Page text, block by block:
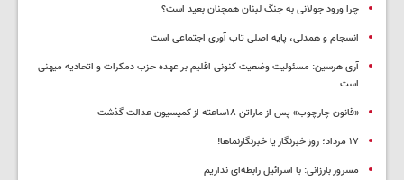
چرا ورود جولانی به جنگ لبنان همچنان بعید است؟
انسجام و همدلی، پایه اصلی تاب آوری اجتماعی است
آری هرسین: مسئولیت وضعیت کنونی اقلیم بر عهده حزب دمکرات و اتحادیه میهنی
است
«قانون چارچوب» پس از ماراتن ۱۸ساعته از کمیسیون عدالت گذشت
١٧ مرداد؛ روز خبرنگار یا خبرنگارنماها!
مسرور بارزانی: با اسرائیل رابطه‌ای نداریم